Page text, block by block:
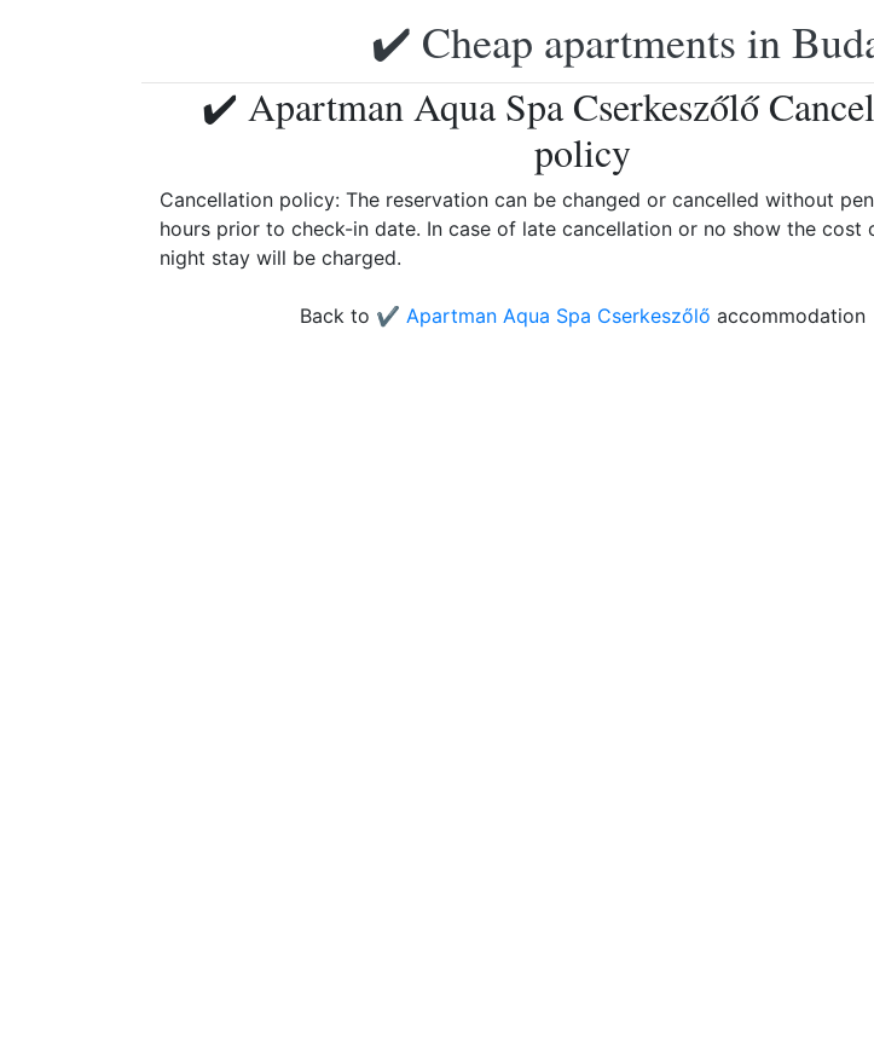
✔️ Cheap apartments in
✔️ Apartman Aqua Spa Cserkeszőlő
policy
Cancellation policy: The reservation can be changed or cancelled without
hours prior to check-in date. In case of late cancellation or no show the cost
night stay will be charged.
Back to ✔️ Apartman Aqua Spa Cserkeszőlő accommodation